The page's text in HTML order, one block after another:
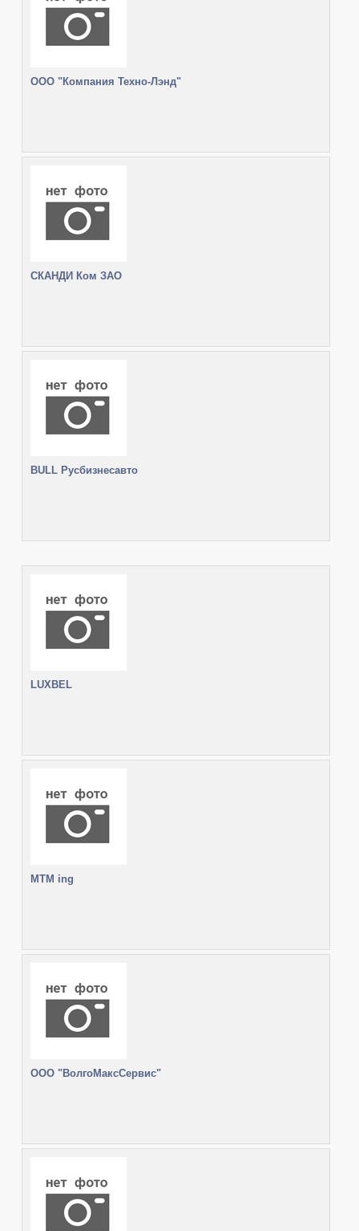
ООО "Компания Техно-Лэнд"
СКАНДИ Ком ЗАО
BULL Русбизнесавто
LUXBEL
MTM ing
ООО "ВолгоМаксСервис"